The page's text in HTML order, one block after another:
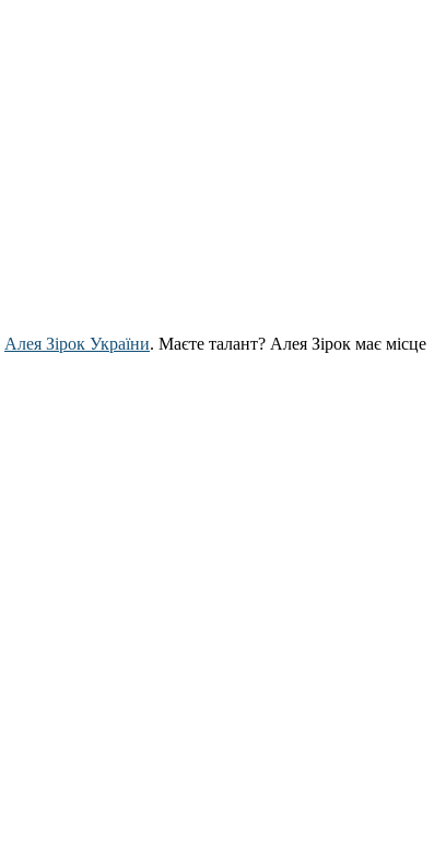
Алея Зірок України. Маєте талант? Алея Зірок має місце